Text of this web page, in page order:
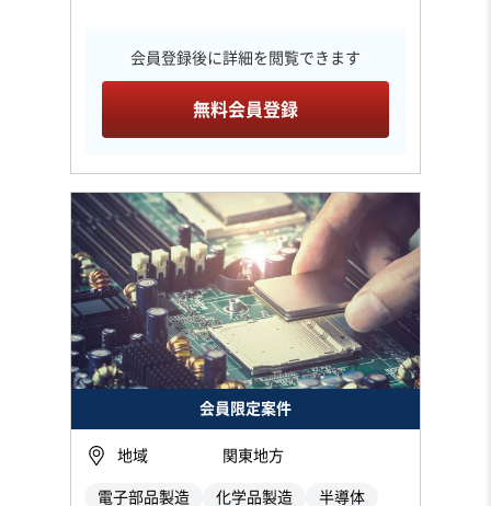
会員登録後に詳細を閲覧できます
無料会員登録
会員限定案件
地域 関東地方
電子部品製造 化学品製造 半導体